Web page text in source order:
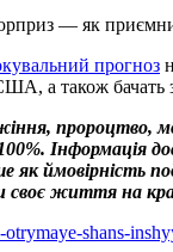
— як
прогноз
а також бачать
пророцтво,
Інформація
як
своє життя на
otrymaye-shans-